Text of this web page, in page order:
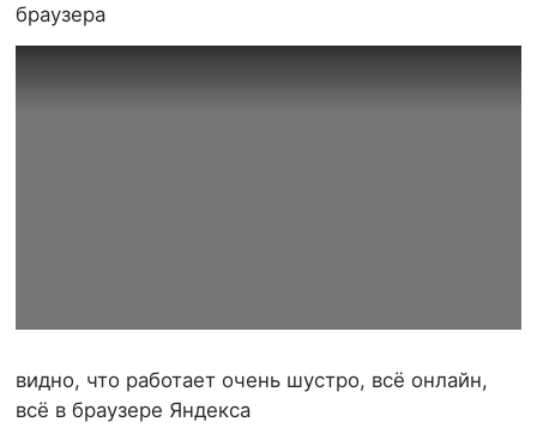
браузера
видно, что работает очень шустро, всё онлайн,
всё в браузере Яндекса